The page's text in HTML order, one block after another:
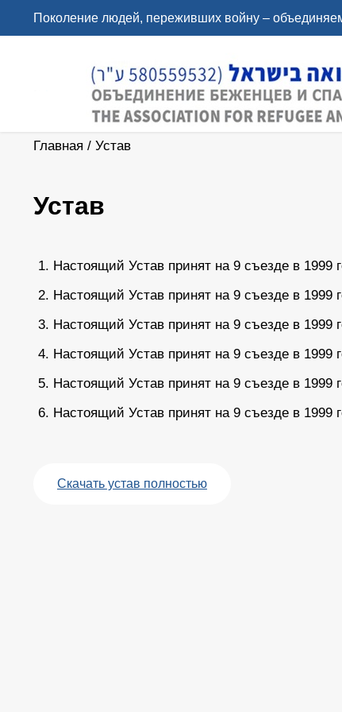
Поколение людей, переживших войну –
Главная / Устав
Устав
Настоящий Устав принят на 9 съезде в
Настоящий Устав принят на 9 съезде в
Настоящий Устав принят на 9 съезде в
Настоящий Устав принят на 9 съезде в
Настоящий Устав принят на 9 съезде в
Настоящий Устав принят на 9 съезде в
Скачать устав полностью